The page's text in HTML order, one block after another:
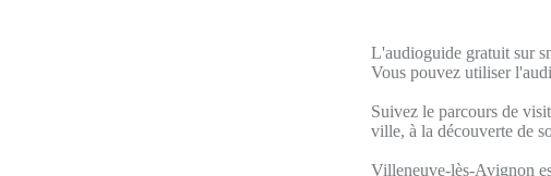
L'audioguide gratuit sur
Vous pouvez utiliser
Suivez le parcours de
ville, à la découverte de
Villeneuve-lès-Avignon